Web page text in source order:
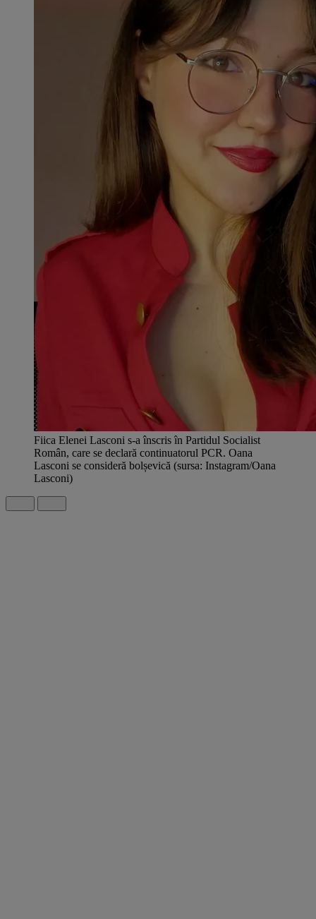
Fiica Elenei Lasconi s-a înscris în Partidul Socialist
Român, care se declară continuatorul PCR. Oana
Lasconi se consideră bolșevică (sursa: Instagram/Oana
Lasconi)